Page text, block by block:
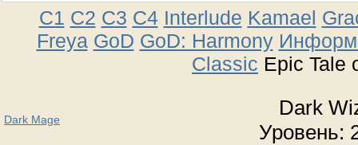
C1 C2 C3 C4 Interlude Kamael
Freya GoD GoD: Harmony
Classic Epic Tale
Dark Mage
Dark
Уровень: